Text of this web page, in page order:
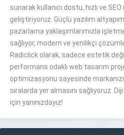
sunarak kullanıcı dostu, hızlı ve
geliştiriyoruz. Güçlü yazılım
pazarlama yaklaşımlarımızla
sağlıyor, modern ve yenilikçi
Radiclick olarak, sadece estetik
performans odaklı web tasarım
optimizasyonu sayesinde
sıralarda yer almasını sağlıyoruz.
için yanınızdayız!